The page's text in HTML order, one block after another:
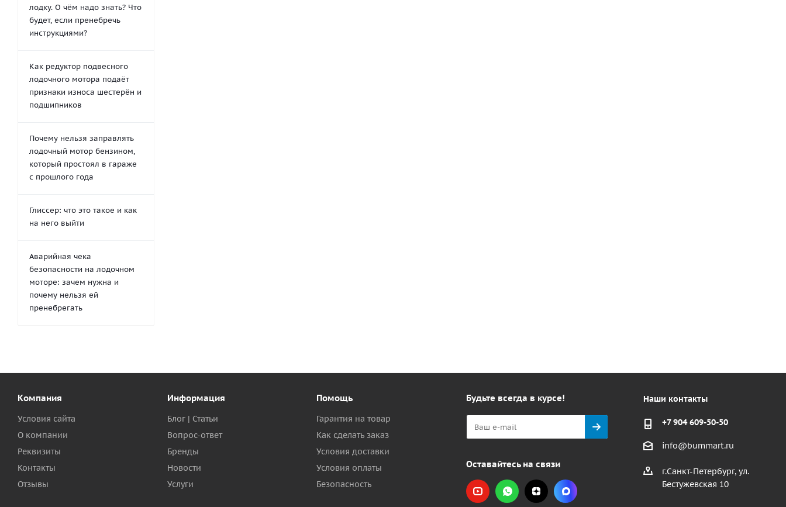
лодку. О чём надо знать? Что
будет, если пренебречь
инструкциями?
Как редуктор подвесного
лодочного мотора подаёт
признаки износа шестерён и
подшипников
Почему нельзя заправлять
лодочный мотор бензином,
который простоял в гараже
с прошлого года
Глиссер: что это такое и как
на него выйти
Аварийная чека
безопасности на лодочном
моторе: зачем нужна и
почему нельзя ей
пренебрегать
Компания
Условия сайта
О компании
Реквизиты
Контакты
Отзывы
Информация
Блог | Статьи
Вопрос-ответ
Бренды
Новости
Услуги
Помощь
Гарантия на товар
Как сделать заказ
Условия доставки
Условия оплаты
Безопасность
Будьте всегда в курсе!
Оставайтесь на связи
Наши контакты
+7 904 609-50-50
info@bummart.ru
г.Санкт-Петербург, ул.
Бестужевская 10